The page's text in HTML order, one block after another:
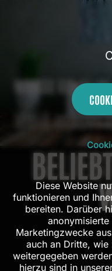
WEISSE GEMÄLDE
Weiß
Diese Website
funktionieren und
bereiten. Darüber
Marketingzwecke
auch an Dritte, wie
weitergegeben
hierzu sind in